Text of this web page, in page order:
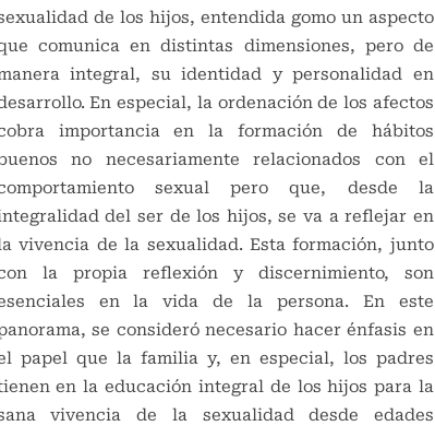
de los hijos, entendida gomo un aspecto
comunica en distintas dimensiones, pero de
integral, su identidad y personalidad en
En especial, la ordenación de los afectos
importancia en la formación de hábitos
no necesariamente relacionados con el
sexual pero que, desde la
del ser de los hijos, se va a reflejar en
vivencia de la sexualidad. Esta formación, junto
la propia reflexión y discernimiento, son
en la vida de la persona. En este
se consideró necesario hacer énfasis en
papel que la familia y, en especial, los padres
en la educación integral de los hijos para la
vivencia de la sexualidad desde edades